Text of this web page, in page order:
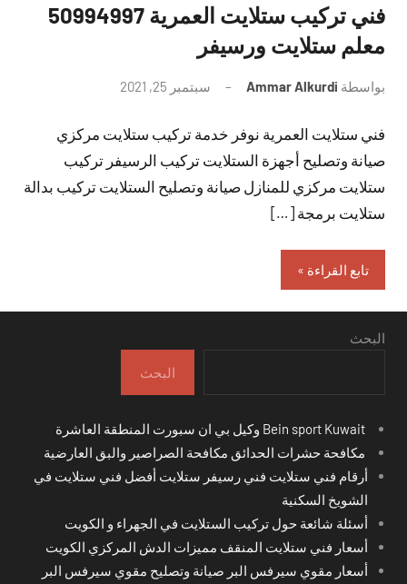
فني تركيب ستلايت العمرية 50994997
معلم ستلايت ورسيفر
بواسطة Ammar Alkurdi سبتمبر 25, 2021
تعليقات
فني ستلايت العمرية نوفر خدمة تركيب ستلايت مركزي
صيانة وتصليح أجهزة الستلايت تركيب الرسيفر تركيب
ستلايت مركزي للمنازل صيانة وتصليح الستلايت تركيب بدالة
ستلايت برمجة […]
تابع القراءة
البحث
البحث
مكافحة حشرات الحدائق مكافحة الصراصير والبق العارضية
أرقام فني ستلايت فني رسيفر ستلايت أفضل فني ستلايت في
الشويخ السكنية
أسئلة شائعة حول تركيب الستلايت في الجهراء و الكويت
أسعار فني ستلايت المنقف مميزات الدش المركزي الكويت
أسعار مقوي سيرفس البر صيانة وتصليح مقوي سيرفس البر